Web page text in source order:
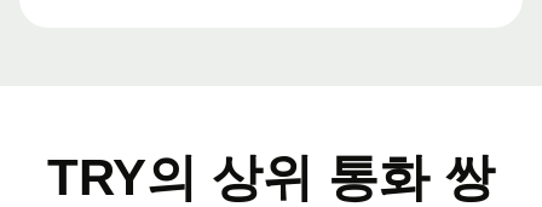
TRY의 상위 통화 쌍